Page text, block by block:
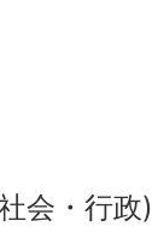
会・行政)